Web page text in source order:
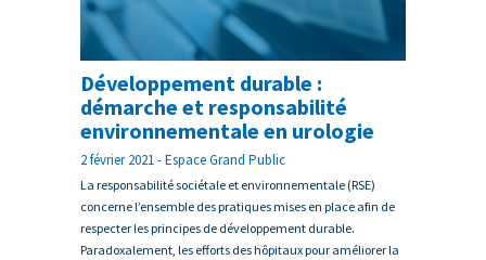
Développement durable :
démarche et responsabilité
environnementale en urologie
2 février 2021 - Espace Grand Public
La responsabilité sociétale et environnementale (RSE)
concerne l’ensemble des pratiques mises en place afin de
respecter les principes de développement durable.
Paradoxalement, les efforts des hôpitaux pour améliorer la